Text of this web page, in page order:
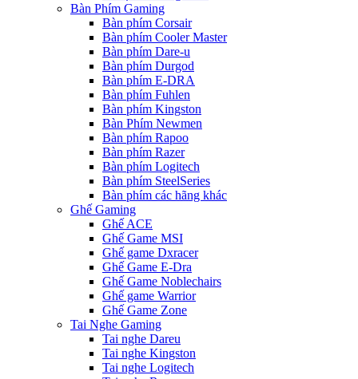
Bàn Phím Gaming
Bàn phím Corsair
Bàn phím Cooler Master
Bàn phím Dare-u
Bàn phím Durgod
Bàn phím E-DRA
Bàn phím Fuhlen
Bàn phím Kingston
Bàn Phím Newmen
Bàn phím Rapoo
Bàn phím Razer
Bàn phím Logitech
Bàn phím SteelSeries
Bàn phím các hãng khác
Ghế Gaming
Ghế ACE
Ghế Game MSI
Ghế game Dxracer
Ghế Game E-Dra
Ghế Game Noblechairs
Ghế game Warrior
Ghế Game Zone
Tai Nghe Gaming
Tai nghe Dareu
Tai nghe Kingston
Tai nghe Logitech